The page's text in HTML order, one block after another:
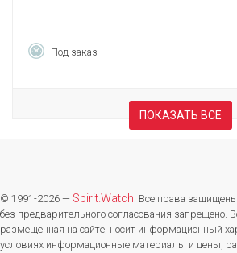
Под заказ
ПОКАЗАТЬ ВСЕ
© 1991-2026 — Spirit.Watch. Все права
без предварительного согласования запрещено.
размещенная на сайте, носит информационный
условиях информационные материалы и цены,